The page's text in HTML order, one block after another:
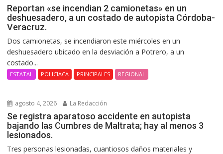
Reportan «se incendian 2 camionetas» en un
deshuesadero, a un costado de autopista Córdoba-
Veracruz.
Dos camionetas, se incendiaron este miércoles en un
deshuesadero ubicado en la desviación a Potrero, a un
costado...
ESTATAL POLICIACA PRINCIPALES REGIONAL
agosto 4, 2026 La Redacción
Se registra aparatoso accidente en autopista
bajando las Cumbres de Maltrata; hay al menos 3
lesionados.
Tres personas lesionadas, cuantiosos daños materiales y